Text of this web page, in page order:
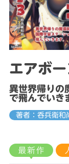
エアボ
異世界帰りの
で飛んでいき
著者：呑兵衛和